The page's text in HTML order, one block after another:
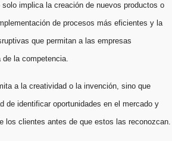
solo implica la creación de nuevos productos o
de procesos más eficientes y la
que permitan a las empresas
de la competencia.
a la creatividad o la invención, sino que
de identificar oportunidades en el mercado y
los clientes antes de que estos las reconozcan.